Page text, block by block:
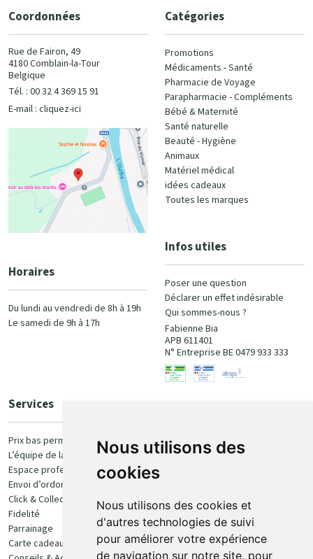
Nous utilisons des
cookies
Nous utilisons des cookies et
d'autres technologies de suivi
pour améliorer votre expérience
de navigation sur notre site, pour
Coordonnées
Rue de Fairon, 49
4180 Comblain-la-Tour
Belgique
Tél. : 00 32 4 369 15 91
E-mail : cliquez-ici
Horaires
Du lundi au vendredi de 8h à 19h
Le samedi de 9h à 17h
Catégories
Promotions
Médicaments - Santé
Pharmacie de Voyage
Parapharmacie - Compléments
Bébé & Maternité
Santé naturelle
Beauté - Hygiène
Animaux
Matériel médical
idées cadeaux
Toutes les marques
Infos utiles
Poser une question
Déclarer un effet indésirable
Qui sommes-nous ?
Fabienne Bia
APB 611401
N° Entreprise BE 0479 933 333
Services
Prix bas permanent
L’équipe de la pharmacie
Espace professionnel
Envoi d’ordonnance
Click & Collect
Fidelité
Parrainage
Carte cadeau
100% sécurisé
Retrait et livraison